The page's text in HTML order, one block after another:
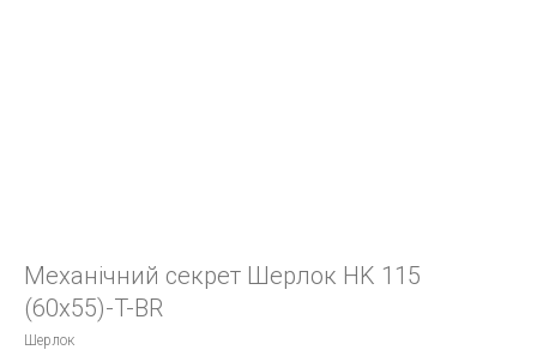
Механічний секрет Шерлок HK 115
(60х55)-T-BR
Шерлок